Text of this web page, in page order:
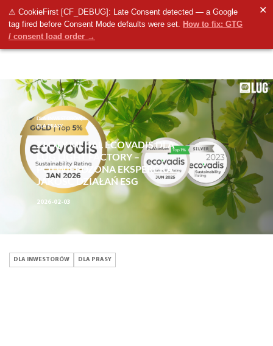
⚠ CookieFirst [CF_DEBUG]: Late Consent detected — a Google
tag fired before Consent Mode defaults were set. How to fix: GTG
/ consent load order →
✕
DLA INWESTORÓW,
DLA PRASY
ZŁOTY MEDAL ECOVADIS DLA
LUG LIGHT FACTORY –
POTWIERDZONA EKSPERCKA
JAKOŚĆ DZIAŁAŃ ESG
2026-02-03
DLA INWESTORÓW DLA PRASY